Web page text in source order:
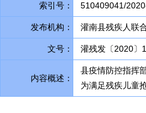
索引号： 510409041/
发布机构： 灌南县残疾人联
文号： 灌残发〔2020〕
内容概述：
县疫情防控指挥
为满足残疾儿童